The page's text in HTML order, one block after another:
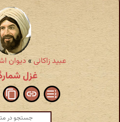
عبید زاکانی» دیوان
غزل شمارهٔ